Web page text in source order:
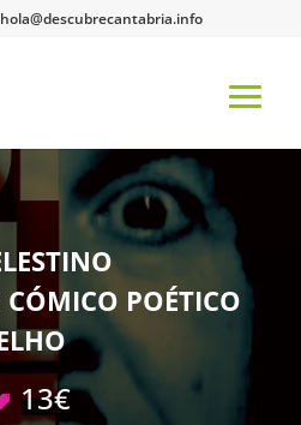
hola@descubrecantabria.info
CÓMICO POÉTICO
13€